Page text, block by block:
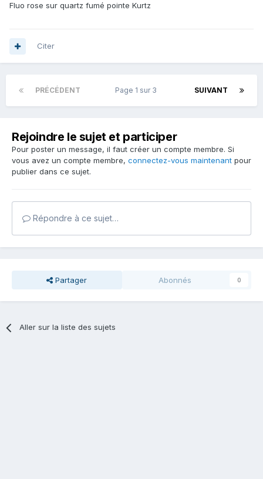
Fluo rose sur quartz fumé pointe Kurtz
Citer
PRÉCÉDENT SUIVANT
Page 1 sur 3
Rejoindre le sujet et participer
Pour poster un message, il faut créer un compte membre. Si
vous avez un compte membre, connectez-vous maintenant pour
publier dans ce sujet.
Répondre à ce sujet…
Partager Abonnés 0
Aller sur la liste des sujets